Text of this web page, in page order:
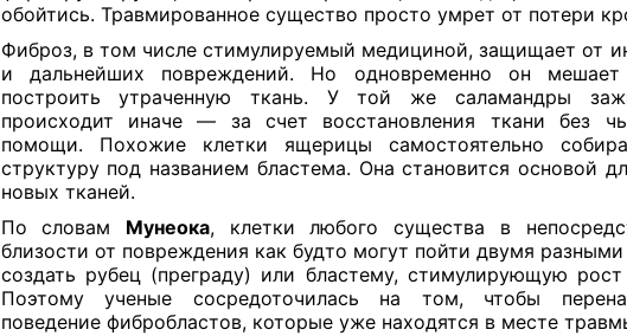
обойтись. Травмированное существо просто умрет от потери
Фиброз, в том числе стимулируемый медициной, защищает от
и дальнейших повреждений. Но одновременно он мешает
построить утраченную ткань. У той же саламандры
происходит иначе — за счет восстановления ткани без
помощи. Похожие клетки ящерицы самостоятельно
структуру под названием бластема. Она становится основой
новых тканей.
По словам Мунеока, клетки любого существа в
близости от повреждения как будто могут пойти двумя
создать рубец (преграду) или бластему, стимулирующую рост
Поэтому ученые сосредоточилась на том, чтобы
поведение фибробластов, которые уже находятся в месте